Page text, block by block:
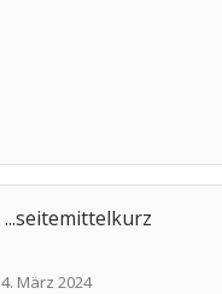
...seitemittelkurz
4. März 2024